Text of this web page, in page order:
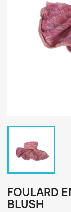
FOULARD
BLUSH